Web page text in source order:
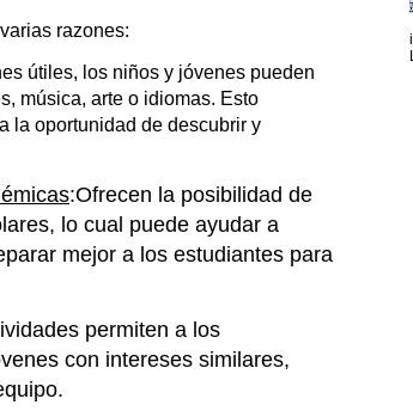
razones:
útiles, los niños y jóvenes pueden
música, arte o idiomas. Esto
la oportunidad de descubrir y
:Ofrecen la posibilidad de
lo cual puede ayudar a
mejor a los estudiantes para
permiten a los
con intereses similares,